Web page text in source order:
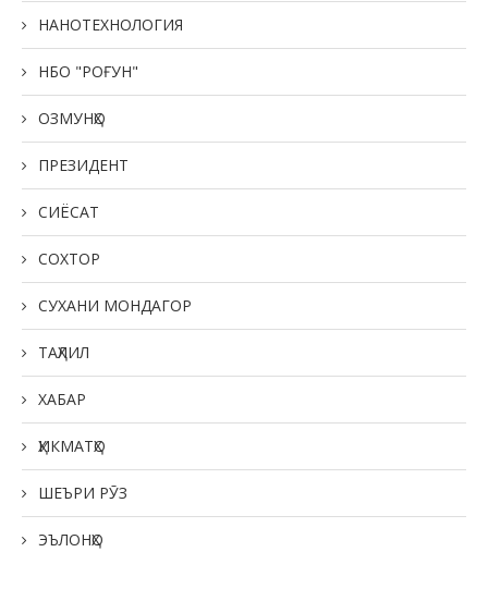
НАНОТЕХНОЛОГИЯ
НБО "РОҒУН"
ОЗМУНҲО
ПРЕЗИДЕНТ
СИЁСАТ
СОХТОР
СУХАНИ МОНДАГОР
ТАҲЛИЛ
ХАБАР
ҲИКМАТҲО
ШЕЪРИ РӮЗ
ЭЪЛОНҲО